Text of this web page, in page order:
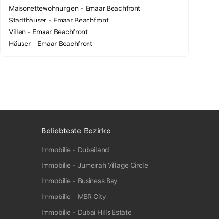
Maisonettewohnungen - Emaar Beachfront
Stadthäuser - Emaar Beachfront
Villen - Emaar Beachfront
Häuser - Emaar Beachfront
Beliebteste Bezirke
Immobilie - Dubailand
Immobilie - Jumeirah Village Circle
Immobilie - Business Bay
Immobilie - MBR City
Immobilie - Dubai Hills Estate